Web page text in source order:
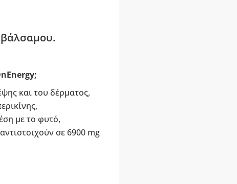
βάλσαμου.
και του δέρματος,
με το φυτό,
σε 6900 mg